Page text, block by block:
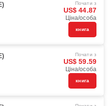
Почати з
US$ 44.87
Ціна/особа
книга
Почати з
US$ 59.59
Ціна/особа
книга